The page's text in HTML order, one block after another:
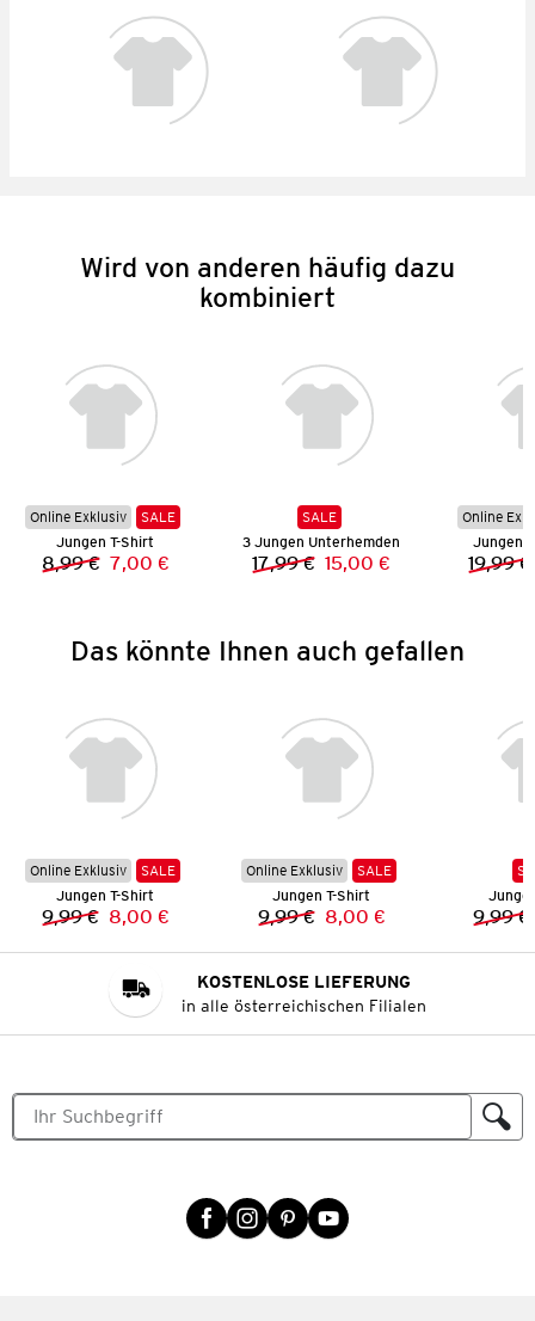
Wird von anderen häufig dazu
kombiniert
Online Exklusiv
SALE
Jungen T-Shirt
Vorheriger Preis:
8,99 € Neuer Preis:
7,00 €
SALE
3 Jungen Unterhemden
Vorheriger Preis:
17,99 € Neuer Preis:
15,00 €
Online
Jungen
19,99 €
Das könnte Ihnen auch gefallen
Online Exklusiv
SALE
Jungen T-Shirt
Vorheriger Preis:
9,99 € Neuer Preis:
8,00 €
Online Exklusiv
SALE
Jungen T-Shirt
Vorheriger Preis:
9,99 € Neuer Preis:
8,00 € 9,99 €
KOSTENLOSE LIEFERUNG
in alle österreichischen Filialen